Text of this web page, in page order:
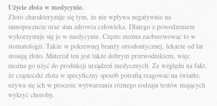
Użycie złota w medycynie.
Złoto charakteryzuje się tym, że nie wpływa negatywnie na
samopoczucie oraz stan zdrowia człowieka. Dlatego z powodzeniem
wykorzystuje się je w medycynie. Często można zaobserwować to w
stomatologii. Także w pokrewnej branży ortodontycznej, lekarze od lat
stosują złoto. Materiał ten jest także dobrym przewodnikiem, więc
można go użyć do produkcji urządzeń medycznych. Ze względu na fakt,
że cząsteczki złota w specyficzny sposób potrafią reagować na światło,
używa się ich w procesie wytwarzania różnego rodzaju testów mających
wykryć choroby.